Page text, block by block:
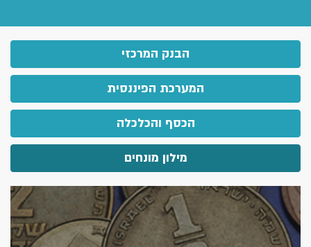
הבנק המרכזי
המערכת הפיננסית
הכסף והכלכלה
מילון מונחים